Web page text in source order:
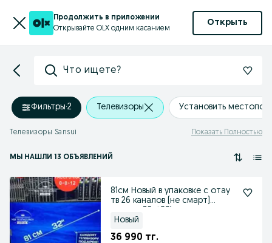
Продолжить в приложении
Открывайте OLX одним касанием
Открыть
Что ищете?
Фильтры·2 Телевизоры Установить
Телевизоры Sansui Показать Полностью
МЫ НАШЛИ 13 ОБЪЯВЛЕНИЙ
81см Новый в упаковке с отау
тв 26 каналов (не смарт)
Новый
36 990 тг.